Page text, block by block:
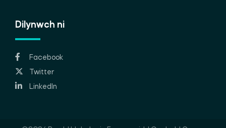
Dilynwch ni
Facebook
Twitter
LinkedIn